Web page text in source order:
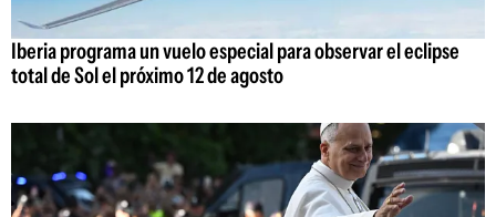
Iberia programa un vuelo especial para observar el eclipse
total de Sol el próximo 12 de agosto